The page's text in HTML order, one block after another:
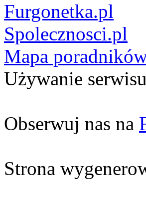
Furgonetka.pl
Spolecznosci.pl
Mapa
Używanie
Obserwuj nas na
Strona